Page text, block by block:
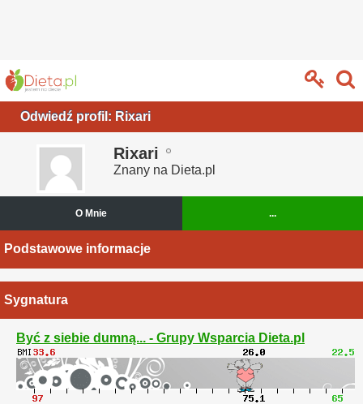
Odwiedź profil: Rixari
Rixari
Znany na Dieta.pl
O Mnie ...
Podstawowe informacje
Sygnatura
Być z siebie dumną... - Grupy Wsparcia Dieta.pl